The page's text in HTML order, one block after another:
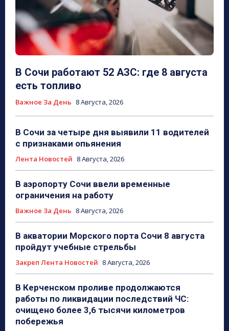
В Сочи работают 52 АЗС: где 8 августа
есть топливо
Важное За День 8 Августа, 2026
В Сочи за четыре дня выявили 11 водителей
с признаками опьянения
Лента Новостей 8 Августа, 2026
В аэропорту Сочи ввели временные
ограничения на работу
Важное За День 8 Августа, 2026
В акватории Морского порта Сочи 8 августа
пройдут учебные стрельбы
Закреп Лента Новостей 8 Августа, 2026
В Керченском проливе продолжаются
работы по ликвидации последствий ЧС:
очищено более 3,6 тысячи километров
побережья